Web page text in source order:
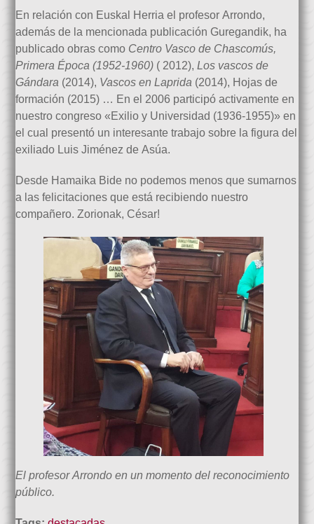
En relación con Euskal Herria el profesor Arrondo,
además de la mencionada publicación Guregandik, ha
publicado obras como Centro Vasco de Chascomús,
Primera Época (1952-1960) ( 2012),Los vascos de
Gándara (2014), Vascos en Laprida (2014), Hojas de
formación (2015) … En el 2006 participó activamente en
nuestro congreso «Exilio y Universidad (1936-1955)» en
el cual presentó un interesante trabajo sobre la figura del
exiliado Luis Jiménez de Asúa.
Desde Hamaika Bide no podemos menos que sumarnos
a las felicitaciones que está recibiendo nuestro
compañero. Zorionak, César!
El profesor Arrondo en un momento del reconocimiento
público.